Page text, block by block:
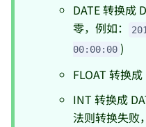
DATE 转换成
零，例如：
00:00:00 )
FLOAT 转换
INT 转换成
法则转换失败